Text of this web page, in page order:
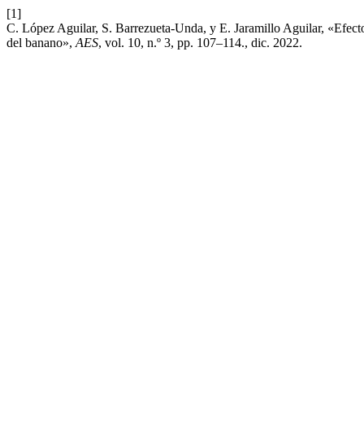
[1]
C. López Aguilar, S. Barrezueta-Unda, y E. Jaramillo Aguilar,
del banano», AES, vol. 10, n.º 3, pp. 107–114., dic. 2022.